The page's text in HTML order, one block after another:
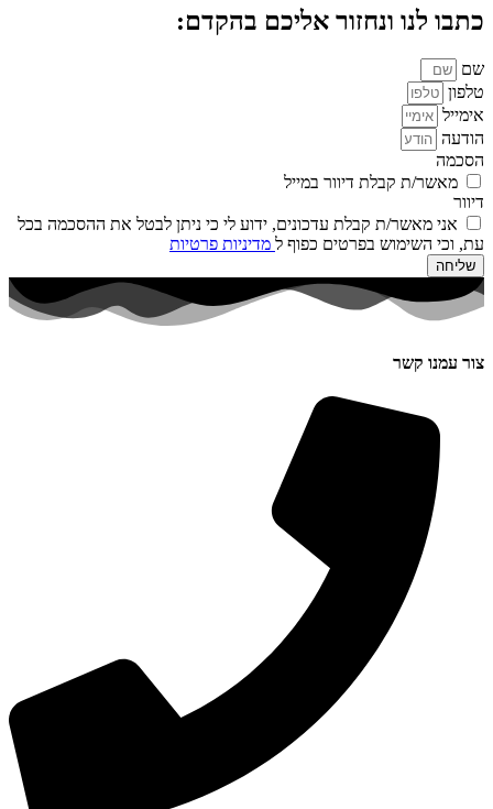
כתבו לנו ונחזור אליכם בהקדם:
שם
טלפון
אימייל
הודעה
הסכמה
מאשר/ת קבלת דיוור במייל
דיוור
אני מאשר/ת קבלת עדכונים, ידוע לי כי ניתן לבטל את ההסכמה בכל
עת, וכי השימוש בפרטים כפוף ל מדיניות פרטיות
שליחה
צור עמנו קשר